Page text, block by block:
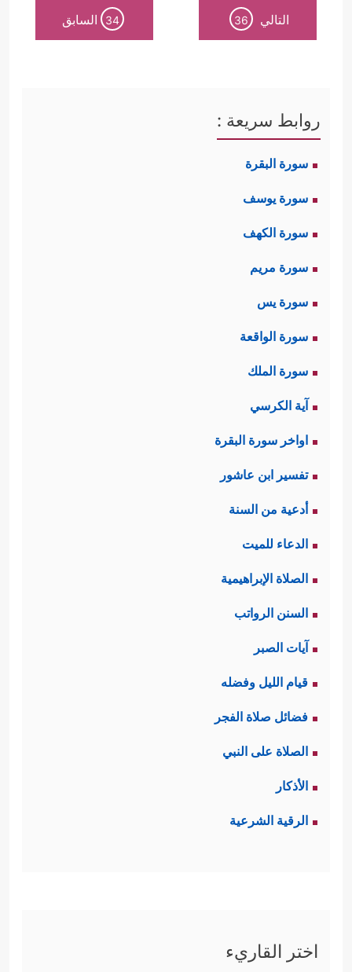
التالي 36
34 السابق
روابط سريعة :
سورة البقرة
سورة يوسف
سورة الكهف
سورة مريم
سورة يس
سورة الواقعة
سورة الملك
آية الكرسي
اواخر سورة البقرة
تفسير ابن عاشور
أدعية من السنة
الدعاء للميت
الصلاة الإبراهيمية
السنن الرواتب
آيات الصبر
قيام الليل وفضله
فضائل صلاة الفجر
الصلاة على النبي
الأذكار
الرقية الشرعية
اختر القاريء